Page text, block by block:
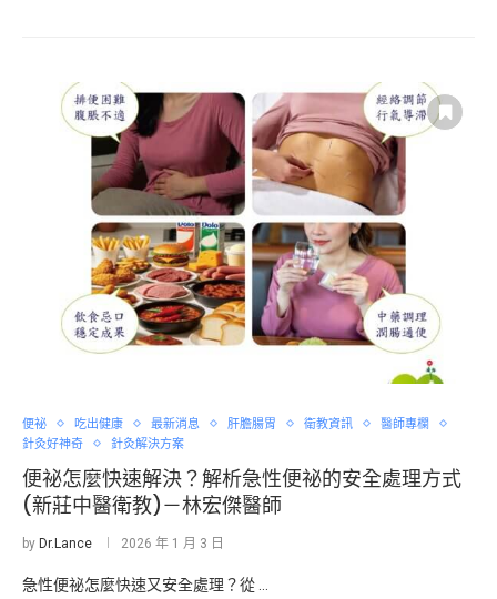
便祕 吃出健康 最新消息 肝膽腸胃 衛教資訊
醫師專欄
針灸好神奇
針灸解決方案
便祕怎麼快速解決？解析急性便祕的安全處理方式
(新莊中醫衛教)－林宏傑醫師
by Dr.Lance 2026 年 1 月 3 日
急性便祕怎麼快速又安全處理？從 …